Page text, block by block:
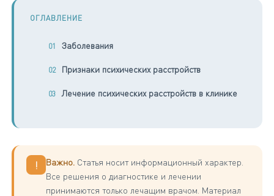
ОГЛАВЛЕНИЕ
Заболевания
Признаки психических расстройств
Лечение психических расстройств в клинике
! Важно. Статья носит информационный характер.
Все решения о диагностике и лечении
принимаются только лечащим врачом. Материал